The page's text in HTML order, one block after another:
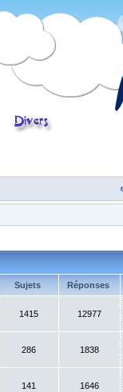
Sujets Réponses
1415 12977
286 1838
141 1646